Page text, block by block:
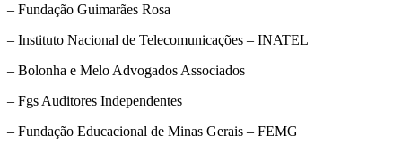
– Fundação Guimarães Rosa
– Instituto Nacional de Telecomunicações – INATEL
– Bolonha e Melo Advogados Associados
– Fgs Auditores Independentes
– Fundação Educacional de Minas Gerais – FEMG